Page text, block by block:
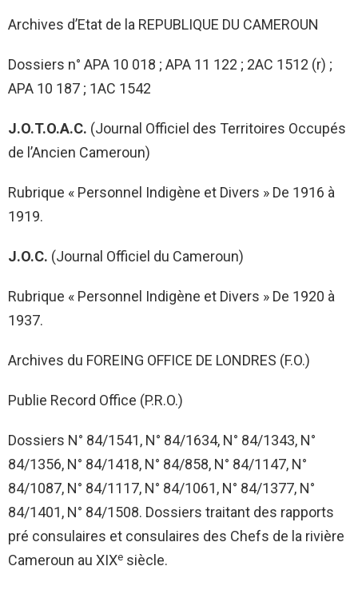
Archives d’Etat de la REPUBLIQUE DU CAMEROUN
Dossiers n° APA 10 018 ; APA 11 122 ; 2AC 1512 (r) ;
APA 10 187 ; 1AC 1542
J.O.T.O.A.C. (Journal Officiel des Territoires Occupés
de l’Ancien Cameroun)
Rubrique « Personnel Indigène et Divers » De 1916 à
1919.
J.O.C. (Journal Officiel du Cameroun)
Rubrique « Personnel Indigène et Divers » De 1920 à
1937.
Archives du FOREING OFFICE DE LONDRES (F.O.)
Publie Record Office (P.R.O.)
Dossiers N° 84/1541, N° 84/1634, N° 84/1343, N°
84/1356, N° 84/1418, N° 84/858, N° 84/1147, N°
84/1087, N° 84/1117, N° 84/1061, N° 84/1377, N°
84/1401, N° 84/1508. Dossiers traitant des rapports
pré consulaires et consulaires des Chefs de la rivière
Cameroun au XIXe siècle.